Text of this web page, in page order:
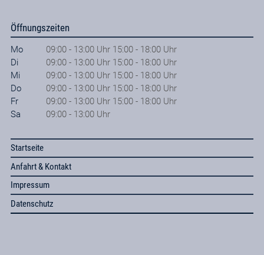
Öffnungszeiten
Mo
09:00 - 13:00 Uhr 15:00 - 18:00 Uhr
Di
09:00 - 13:00 Uhr 15:00 - 18:00 Uhr
Mi
09:00 - 13:00 Uhr 15:00 - 18:00 Uhr
Do
09:00 - 13:00 Uhr 15:00 - 18:00 Uhr
Fr
09:00 - 13:00 Uhr 15:00 - 18:00 Uhr
Sa
09:00 - 13:00 Uhr
Startseite
Anfahrt & Kontakt
Impressum
Datenschutz